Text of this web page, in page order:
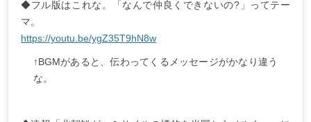
◆フル版はこれな。「なんで仲良くできないの?」ってテー
マ。
https://youtu.be/ygZ35T9hN8w
↑BGMがあると、伝わってくるメッセージがかなり違う
な。